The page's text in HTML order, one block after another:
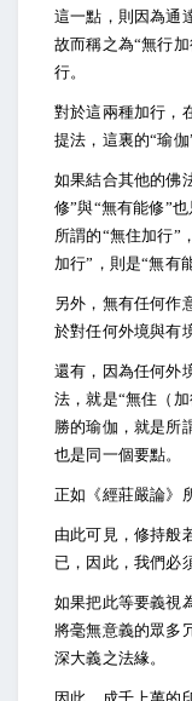
這一點，則因為通
故而稱之為“無行
行。
對於這兩種加行，
提法，這裏的“瑜伽
如果結合其他的佛
修”與“無有能修”
所謂的“無住加行”
加行”，則是“無有
另外，無有任何作
於對任何外境與有
還有，因為任何外
法，就是“無住（
勝的瑜伽，就是所
也是同一個要點。
正如《經莊嚴論》
由此可見，修持般
已，因此，我們必
如果把此等要義視
將毫無意義的眾多
深大義之法緣。